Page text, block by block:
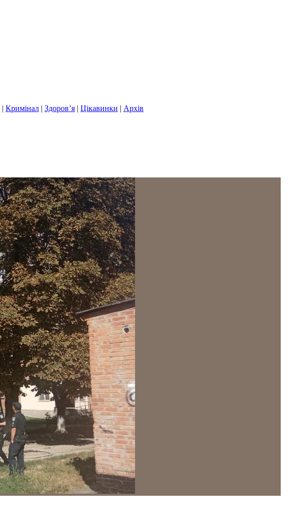
| Кримінал | Здоров’я | Цікавинки | Архів